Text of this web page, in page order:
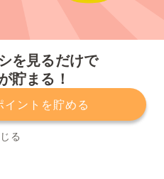
を見るだけで
貯まる！
ントを貯める
る
利用規約
運営会社
せ